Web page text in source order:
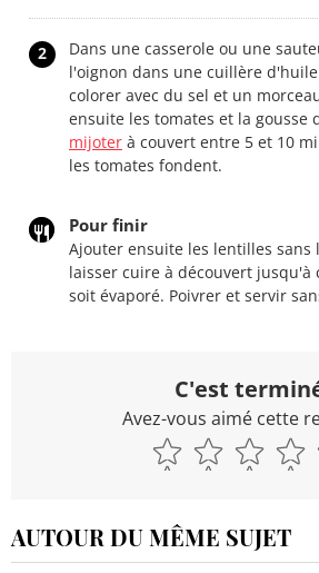
2 Dans une casserole ou une
l'oignon dans une cuillère
colorer avec du sel et un
ensuite les tomates et la gousse
mijoter à couvert entre 5 et 10
les tomates fondent.
Pour finir
Ajouter ensuite les lentilles
laisser cuire à découvert jusqu'à
soit évaporé. Poivrer et servir
C'est
Avez-vous aimé cette
AUTOUR DU MÊME SUJET